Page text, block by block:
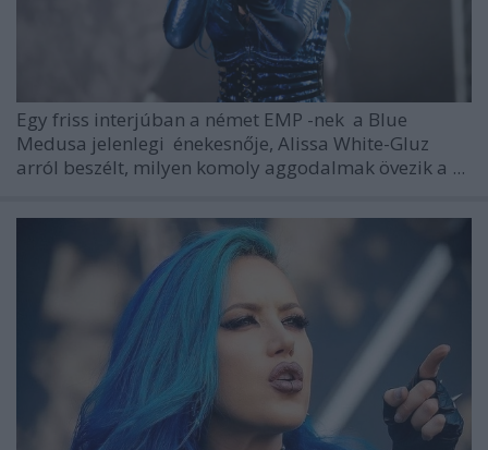
Egy friss interjúban a német EMP -nek a Blue
Medusa jelenlegi énekesnője, Alissa White-Gluz
arról beszélt, milyen komoly aggodalmak övezik a ...